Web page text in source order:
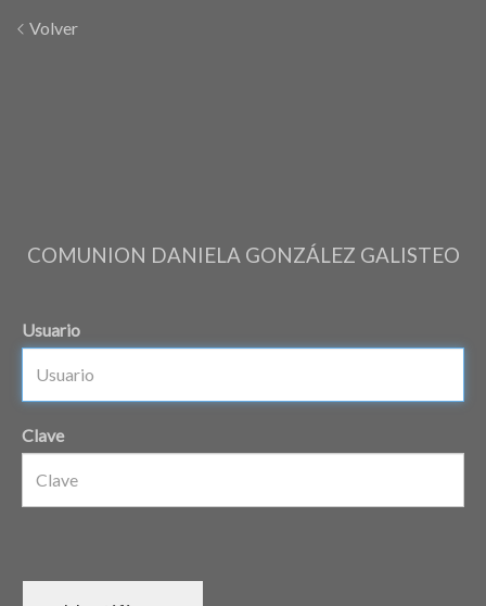
Volver
COMUNION DANIELA GONZÁLEZ GALISTEO
Usuario
Clave